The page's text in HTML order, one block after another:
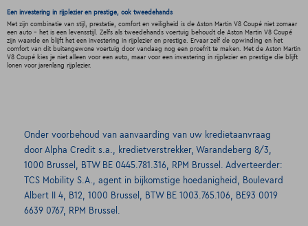
Een investering in rijplezier en prestige, ook tweedehands
Met zijn combinatie van stijl, prestatie, comfort en veiligheid is de Aston Martin V8 Coupé niet zomaar
een auto - het is een levensstijl. Zelfs als tweedehands voertuig behoudt de Aston Martin V8 Coupé
zijn waarde en blijft het een investering in rijplezier en prestige. Ervaar zelf de opwinding en het
comfort van dit buitengewone voertuig door vandaag nog een proefrit te maken. Met de Aston Martin
V8 Coupé kies je niet alleen voor een auto, maar voor een investering in rijplezier en prestige die blijft
lonen voor jarenlang rijplezier.
Onder voorbehoud van aanvaarding van uw kredietaanvraag
door Alpha Credit s.a., kredietverstrekker, Warandeberg 8/3,
1000 Brussel, BTW BE 0445.781.316, RPM Brussel. Adverteerder:
TCS Mobility S.A., agent in bijkomstige hoedanigheid, Boulevard
Albert II 4, B12, 1000 Brussel, BTW BE 1003.765.106, BE93 0019
6639 0767, RPM Brussel.